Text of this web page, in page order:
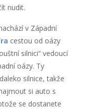
nudit.
v Západní
cestou od oázy
silnici“ vedoucí
oázy. Ty
silnice, takže
si auto s
se dostanete